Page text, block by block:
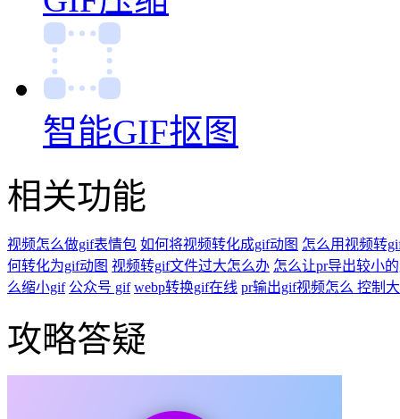
GIF缩放
GIF裁剪
GIF压缩